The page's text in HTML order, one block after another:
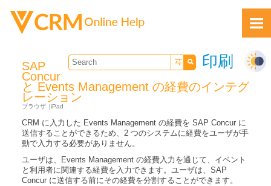
印刷
SAP
Concur
と Events Management の経費のインテグ
レーション
ブラウザ iPad
CRM に入力した Events Management の経費を SAP Concur に
送信することができるため、2 つのシステムに経費をユーザが手
動で入力する必要がありません。
ユーザは、Events Management の経費入力を通じて、イベント
と利用者に関連する経費を入力できます。ユーザは、SAP
Concur に送信する前にその経費を分割することができます。
フィードバック